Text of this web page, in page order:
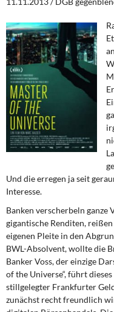
Wirtschaftspolitik
Steuer- und
Öffentliche
Eurokrise und
DIE LINKE
Memo-Gruppe
Institut
Rosa-Luxemburg-
Über mich
Und die erregen ja seit
Interesse.
Banken verscherbeln
gigantische Renditen,
eigenen Pleite in den
BWL-Absolvent, wollte die
Banker Voss, der einzige
of the Universe“, führt
stillgelegter Frankfurter
zunächst recht freundlich